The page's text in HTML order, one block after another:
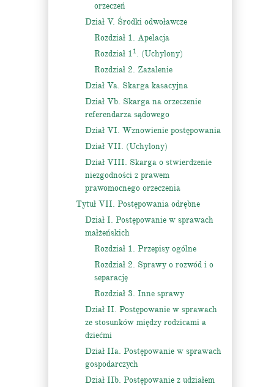
orzeczeń
Dział V. Środki odwoławcze
Rozdział 1. Apelacja
Rozdział 11. (Uchylony)
Rozdział 2. Zażalenie
Dział Va. Skarga kasacyjna
Dział Vb. Skarga na orzeczenie
referendarza sądowego
Dział VI. Wznowienie postępowania
Dział VII. (Uchylony)
Dział VIII. Skarga o stwierdzenie
niezgodności z prawem
prawomocnego orzeczenia
Tytuł VII. Postępowania odrębne
Dział I. Postępowanie w sprawach
małżeńskich
Rozdział 1. Przepisy ogólne
Rozdział 2. Sprawy o rozwód i o
separację
Rozdział 3. Inne sprawy
Dział II. Postępowanie w sprawach
ze stosunków między rodzicami a
dziećmi
Dział IIa. Postępowanie w sprawach
gospodarczych
Dział IIb. Postępowanie z udziałem